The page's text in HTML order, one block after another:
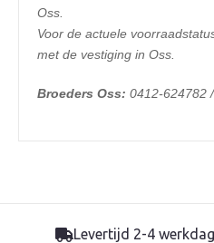
Oss.
Voor de actuele
met de vestiging in Oss.
Broeders Oss: 0412-624782
Levertijd 2-4